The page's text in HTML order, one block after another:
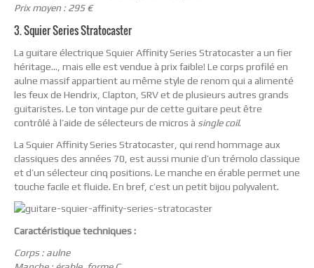
Prix moyen : 295 €
3. Squier Series Stratocaster
La guitare électrique Squier Affinity Series Stratocaster a un fier
héritage…, mais elle est vendue à prix faible! Le corps profilé en
aulne massif appartient au même style de renom qui a alimenté
les feux de Hendrix, Clapton, SRV et de plusieurs autres grands
guitaristes. Le ton vintage pur de cette guitare peut être
contrôlé à l’aide de sélecteurs de micros à single coil.
La Squier Affinity Series Stratocaster, qui rend hommage aux
classiques des années 70, est aussi munie d’un trémolo classique
et d’un sélecteur cinq positions. Le manche en érable permet une
touche facile et fluide. En bref, c’est un petit bijou polyvalent.
Caractéristique techniques :
Corps : aulne